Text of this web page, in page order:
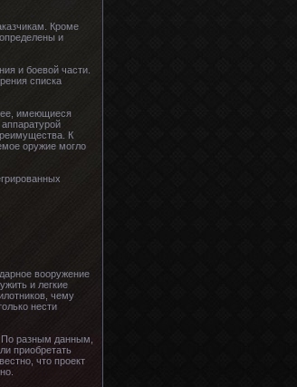
Кроме
и
и боевой части.
списка
имеющиеся
К
оружие могло
вооружение
и легкие
чему
нести
По разным данным,
приобретать
что проект